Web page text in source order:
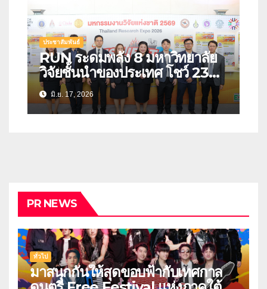
ประชาสัมพันธ์
RUN ระดมพลัง 8 มหาวิทยาลัย
วิจัยชั้นนำของประเทศ โชว์ 23
นวัตกรรมรับมือภัยพิบัติ สร้าง
“ประเทศไทยที่พร้อมรับวิกฤต” ใน
งานมหกรรมงานวิจัยแห่งชาติ
มิ.ย. 17, 2026
PR NEWS
ทั่วไป
มาสนุกกันให้สุดขอบฟ้ากับเทศกาล